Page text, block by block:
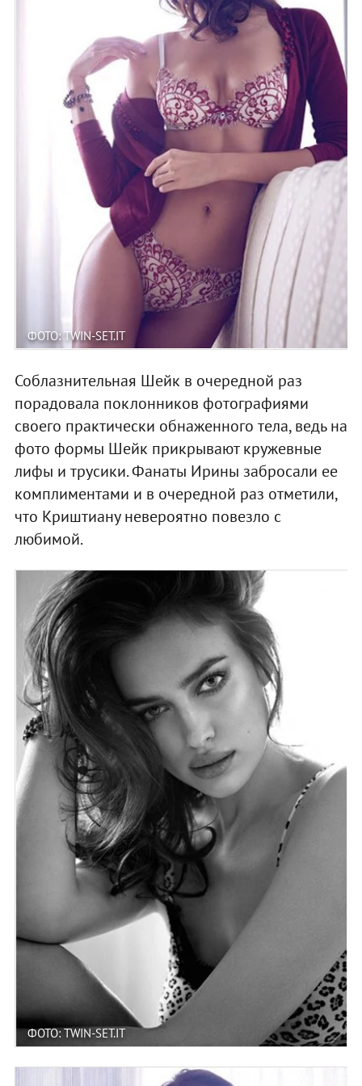
ФОТО: TWIN-SET.IT
Соблазнительная Шейк в очередной раз
порадовала поклонников фотографиями
своего практически обнаженного тела, ведь на
фото формы Шейк прикрывают кружевные
лифы и трусики. Фанаты Ирины забросали ее
комплиментами и в очередной раз отметили,
что Криштиану невероятно повезло с
любимой.
ФОТО: TWIN-SET.IT